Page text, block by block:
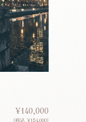
¥140,000
(税込 ¥154,000)